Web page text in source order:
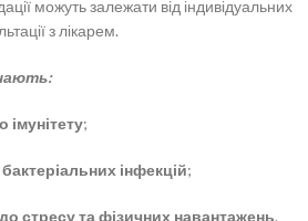
можуть залежати від індивідуальних
з лікарем.
імунітету;
інфекцій;
стресу та фізичних навантажень.